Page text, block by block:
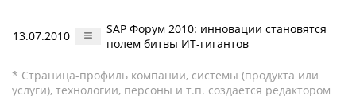
13.07.2010
SAP Форум 2010: инновации становятся
полем битвы ИТ-гигантов
* Страница-профиль компании, системы (продукта или
услуги), технологии, персоны и т.п. создается редактором